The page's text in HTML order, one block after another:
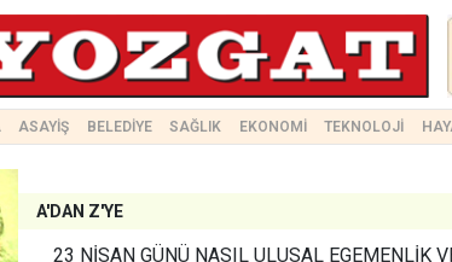
ASAYİŞ BELEDİYE SAĞLIK EKONOMİ TEKNOLOJİ
A'DAN Z'YE
23 NİSAN GÜNÜ NASIL ULUSAL EGEMENLİK